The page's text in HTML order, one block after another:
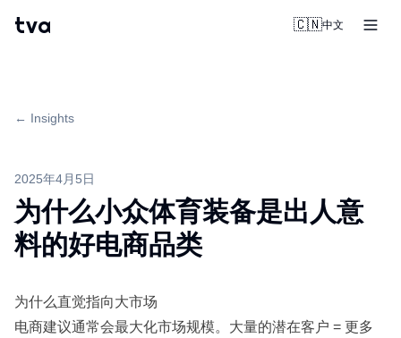
tva 🇨🇳中文
← Insights
2025年4月5日
为什么小众体育装备是出人意
料的好电商品类
为什么直觉指向大市场
电商建议通常会最大化市场规模。大量的潜在客户 = 更多